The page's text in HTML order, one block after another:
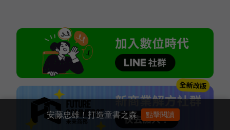
安藤忠雄！打造童書之森 點擊閱讀